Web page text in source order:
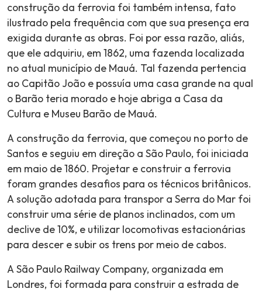
construção da ferrovia foi também intensa, fato
ilustrado pela frequência com que sua presença era
exigida durante as obras. Foi por essa razão, aliás,
que ele adquiriu, em 1862, uma fazenda localizada
no atual município de Mauá. Tal fazenda pertencia
ao Capitão João e possuía uma casa grande na qual
o Barão teria morado e hoje abriga a Casa da
Cultura e Museu Barão de Mauá.
A construção da ferrovia, que começou no porto de
Santos e seguiu em direção a São Paulo, foi iniciada
em maio de 1860. Projetar e construir a ferrovia
foram grandes desafios para os técnicos britânicos.
A solução adotada para transpor a Serra do Mar foi
construir uma série de planos inclinados, com um
declive de 10%, e utilizar locomotivas estacionárias
para descer e subir os trens por meio de cabos.
A São Paulo Railway Company, organizada em
Londres, foi formada para construir a estrada de